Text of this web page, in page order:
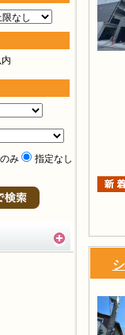
み 指定なし